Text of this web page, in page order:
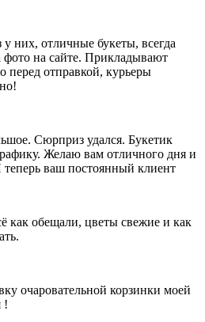
у них, отличные букеты, всегда
фото на сайте. Прикладывают
перед отправкой, курьеры
Сюрприз удался. Букетик
Желаю вам отличного дня и
ваш постоянный клиент
как обещали, цветы свежие и как
очаровательной корзинки моей
!